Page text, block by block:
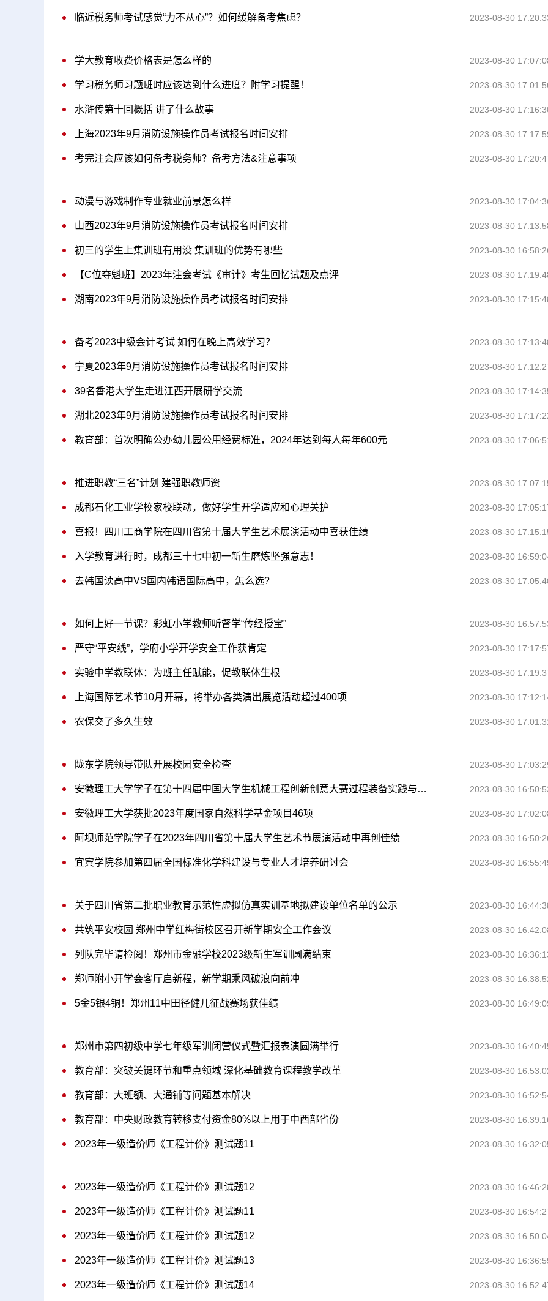
临近税务师考试感觉“力不从心”？如何缓解备考焦虑？ 2023-08-30
学大教育收费价格表是怎么样的 2023-08-30
学习税务师习题班时应该达到什么进度？附学习提醒！ 2023-08-30
水浒传第十回概括 讲了什么故事 2023-08-30
上海2023年9月消防设施操作员考试报名时间安排 2023-08-30
考完注会应该如何备考税务师？备考方法&注意事项 2023-08-30
动漫与游戏制作专业就业前景怎么样 2023-08-30
山西2023年9月消防设施操作员考试报名时间安排 2023-08-30
初三的学生上集训班有用没 集训班的优势有哪些 2023-08-30
【C位夺魁班】2023年注会考试《审计》考生回忆试题及点评 2023-08-30
湖南2023年9月消防设施操作员考试报名时间安排 2023-08-30
备考2023中级会计考试 如何在晚上高效学习？ 2023-08-30
宁夏2023年9月消防设施操作员考试报名时间安排 2023-08-30
39名香港大学生走进江西开展研学交流 2023-08-30
湖北2023年9月消防设施操作员考试报名时间安排 2023-08-30
教育部：首次明确公办幼儿园公用经费标准，2024年达到每人每年600元 2023-08-30
推进职教“三名”计划 建强职教师资 2023-08-30
成都石化工业学校家校联动，做好学生开学适应和心理关护 2023-08-30
喜报！四川工商学院在四川省第十届大学生艺术展演活动中喜获佳绩 2023-08-30
入学教育进行时，成都三十七中初一新生磨炼坚强意志！ 2023-08-30
去韩国读高中VS国内韩语国际高中，怎么选? 2023-08-30
如何上好一节课？彩虹小学教师听督学“传经授宝” 2023-08-30
严守“平安线”，学府小学开学安全工作获肯定 2023-08-30
实验中学教联体：为班主任赋能，促教联体生根 2023-08-30
上海国际艺术节10月开幕，将举办各类演出展览活动超过400项 2023-08-30
农保交了多久生效 2023-08-30
陇东学院领导带队开展校园安全检查 2023-08-30
安徽理工大学学子在第十四届中国大学生机械工程创新创意大赛过程装备实践与创新赛中再创佳绩 2023-08-30
安徽理工大学获批2023年度国家自然科学基金项目46项 2023-08-30
阿坝师范学院学子在2023年四川省第十届大学生艺术节展演活动中再创佳绩 2023-08-30
宜宾学院参加第四届全国标准化学科建设与专业人才培养研讨会 2023-08-30
关于四川省第二批职业教育示范性虚拟仿真实训基地拟建设单位名单的公示 2023-08-30
共筑平安校园 郑州中学红梅街校区召开新学期安全工作会议 2023-08-30
列队完毕请检阅！郑州市金融学校2023级新生军训圆满结束 2023-08-30
郑师附小开学会客厅启新程，新学期乘风破浪向前冲 2023-08-30
5金5银4铜！郑州11中田径健儿征战赛场获佳绩 2023-08-30
郑州市第四初级中学七年级军训闭营仪式暨汇报表演圆满举行 2023-08-30
教育部：突破关键环节和重点领域 深化基础教育课程教学改革 2023-08-30
教育部：大班额、大通铺等问题基本解决 2023-08-30
教育部：中央财政教育转移支付资金80%以上用于中西部省份 2023-08-30
2023年一级造价师《工程计价》测试题11 2023-08-30
2023年一级造价师《工程计价》测试题12 2023-08-30
2023年一级造价师《工程计价》测试题11 2023-08-30
2023年一级造价师《工程计价》测试题12 2023-08-30
2023年一级造价师《工程计价》测试题13 2023-08-30
2023年一级造价师《工程计价》测试题14 2023-08-30